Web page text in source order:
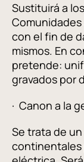
Sustituirá a
con el fin de
mismos. En
pretende:
gravados por
· Canon a la
Se trata de
continentales